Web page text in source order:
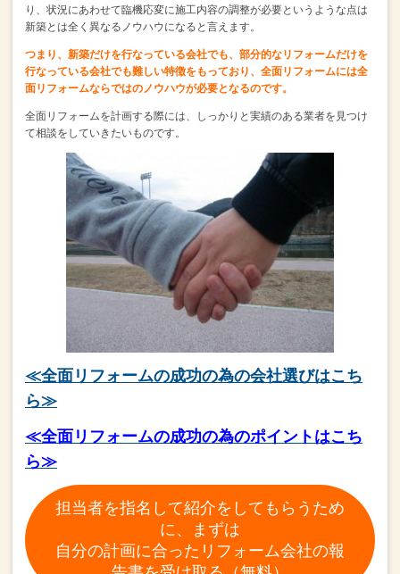
り、状況にあわせて臨機応変に施工内容の調整が必要というような点は
新築とは全く異なるノウハウになると言えます。
つまり、新築だけを行なっている会社でも、 部分的なリフォームだけを
行なっている会社でも難しい特徴をもっており、 全面リフォームには全
面リフォームならではのノウハウが必要となるのです。
全面リフォームを計画する際には、
しっかりと実績のある業者を見つけ
て相談をしていきたいものです。
≪全面リフォームの成功の為の会社選びはこち
ら≫
≪全面リフォームの成功の為のポイントはこち
ら≫
担当者を指名して紹介をしてもらうため
に、まずは
自分の計画に合ったリフォーム会社の報